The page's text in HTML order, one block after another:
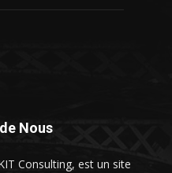
Nous
Consulting, est un site